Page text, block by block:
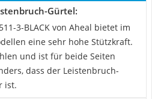
Gürtel:
3-BLACK von Aheal bietet im
eine sehr hohe Stützkraft.
und ist für beide Seiten
dass der Leistenbruch-
ist.